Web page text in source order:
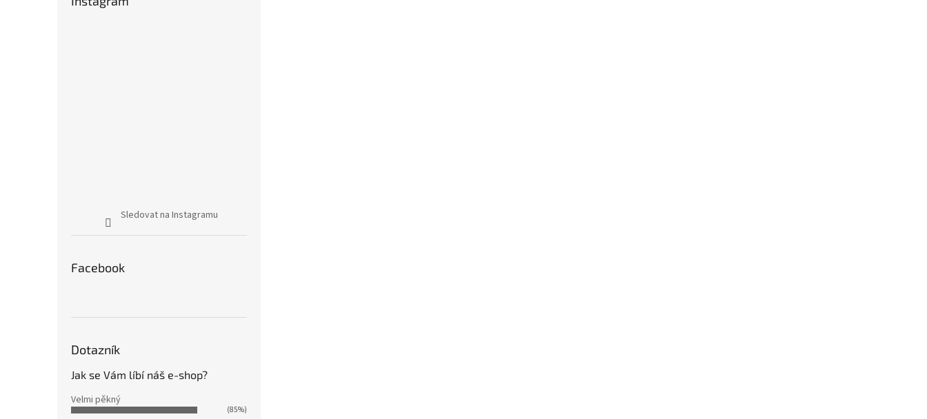
Sledovat na Instagramu
Facebook
Dotazník
Jak se Vám líbí náš e-shop?
Velmi pěkný
(85%)